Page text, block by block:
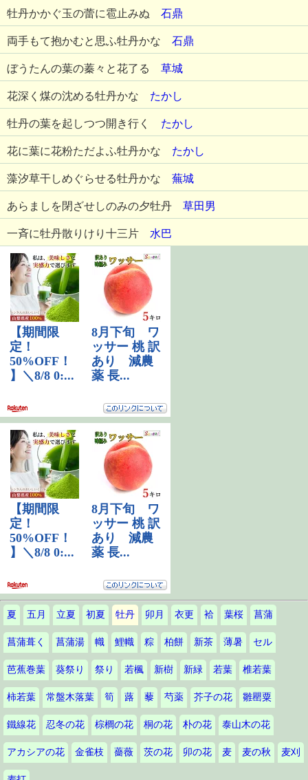
牡丹かかぐ玉の蕾に雹止みぬ 石鼎
両手もて抱かむと思ふ牡丹かな 石鼎
ぼうたんの葉の蓁々と花了る 草城
花深く煤の沈める牡丹かな たかし
牡丹の葉を起しつつ開き行く たかし
花に葉に花粉ただよふ牡丹かな たかし
藻汐草干しめぐらせる牡丹かな 蕪城
あらましを閉ざせしのみの夕牡丹 草田男
一斉に牡丹散りけり十三片 水巴
夏 五月 立夏 初夏 牡丹 卯月 衣更 袷 葉桜 菖蒲
菖蒲葺く 菖蒲湯 幟 鯉幟 粽 柏餅 新茶 薄暑 セル
芭蕉巻葉 葵祭り 祭り 若楓 新樹 新緑 若葉 椎若葉
柿若葉 常盤木落葉 筍 蕗 藜 芍薬 芥子の花 雛罌粟
鐵線花 忍冬の花 棕櫚の花 桐の花 朴の花 泰山木の花
アカシアの花 金雀枝 薔薇 茨の花 卯の花 麦 麦の秋 麦刈